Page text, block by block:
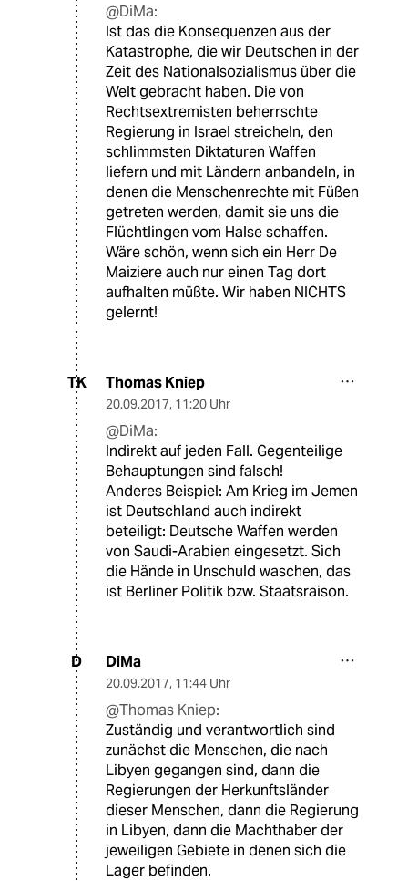
@DiMa:
Ist das die Konsequenzen aus der
Katastrophe, die wir Deutschen in der
Zeit des Nationalsozialismus über die
Welt gebracht haben. Die von
Rechtsextremisten beherrschte
Regierung in Israel streicheln, den
schlimmsten Diktaturen Waffen
liefern und mit Ländern anbandeln, in
denen die Menschenrechte mit Füßen
getreten werden, damit sie uns die
Flüchtlingen vom Halse schaffen.
Wäre schön, wenn sich ein Herr De
Maiziere auch nur einen Tag dort
aufhalten müßte. Wir haben NICHTS
gelernt!
TK Thomas Kniep
20.09.2017, 11:20 Uhr
@DiMa:
Indirekt auf jeden Fall. Gegenteilige
Behauptungen sind falsch!
Anderes Beispiel: Am Krieg im Jemen
ist Deutschland auch indirekt
beteiligt: Deutsche Waffen werden
von Saudi-Arabien eingesetzt. Sich
die Hände in Unschuld waschen, das
ist Berliner Politik bzw. Staatsraison.
D DiMa
20.09.2017, 11:44 Uhr
@Thomas Kniep:
Zuständig und verantwortlich sind
zunächst die Menschen, die nach
Libyen gegangen sind, dann die
Regierungen der Herkunftsländer
dieser Menschen, dann die Regierung
in Libyen, dann die Machthaber der
jeweiligen Gebiete in denen sich die
Lager befinden.